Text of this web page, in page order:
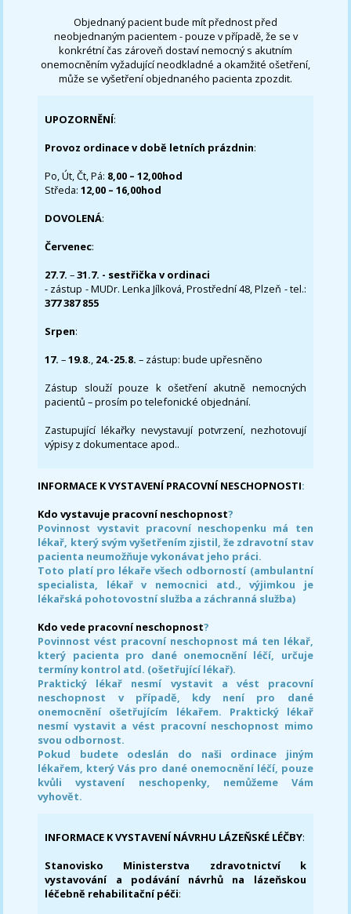
Objednaný pacient bude mít přednost před
neobjednaným pacientem - pouze v případě, že se v
konkrétní čas zároveň dostaví nemocný s akutním
onemocněním vyžadující neodkladné a okamžité ošetření,
může se vyšetření objednaného pacienta zpozdit.
UPOZORNĚNÍ:
Provoz ordinace v době letních prázdnin:
Po, Út, Čt, Pá: 8,00 – 12,00hod
Středa:12,00 – 16,00hod
DOVOLENÁ:
Červenec:
27.7.–31.7. - sestřička v ordinaci
- zástup - MUDr. Lenka Jílková, Prostřední 48, Plzeň - tel.:
377 387 855
Srpen:
17. –19.8., 24.-25.8. – zástup: bude upřesněno
Zástup slouží pouze k ošetření akutně nemocných
pacientů – prosím po telefonické objednání.
Zastupující lékařky nevystavují potvrzení, nezhotovují
výpisy z dokumentace apod..
INFORMACE K VYSTAVENÍ PRACOVNÍ NESCHOPNOSTI:
Kdo vystavuje pracovní neschopnost?
Povinnost vystavit pracovní neschopenku má ten
lékař, který svým vyšetřením zjistil, že zdravotní stav
pacienta neumožňuje vykonávat jeho práci.
Toto platí pro lékaře všech odborností (ambulantní
specialista, lékař v nemocnici atd., výjimkou je
lékařská pohotovostní služba a záchranná služba)
Kdo vede pracovní neschopnost?
Povinnost vést pracovní neschopnost má ten lékař,
který pacienta pro dané onemocnění léčí, určuje
termíny kontrol atd. (ošetřující lékař).
Praktický lékař nesmí vystavit a vést pracovní
neschopnost v případě, kdy není pro dané
onemocnění ošetřujícím lékařem. Praktický lékař
nesmí vystavit a vést pracovní neschopnost mimo
svou odbornost.
Pokud budete odeslán do naši ordinace jiným
lékařem, který Vás pro dané onemocnění léčí, pouze
kvůli vystavení neschopenky, nemůžeme Vám
vyhovět.
INFORMACE K VYSTAVENÍ NÁVRHU LÁZEŇSKÉ LÉČBY:
Stanovisko Ministerstva zdravotnictví k
vystavování a podávání návrhů na lázeňskou
léčebně rehabilitační péči: